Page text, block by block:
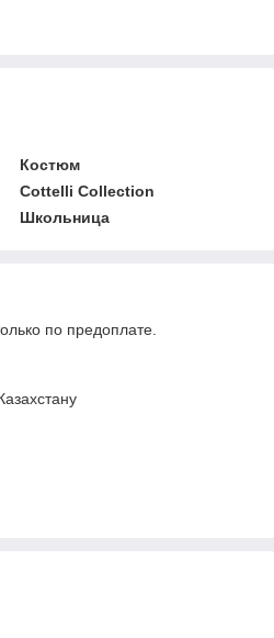
Костюм
Cottelli Collection
Школьница
по предоплате.